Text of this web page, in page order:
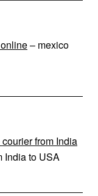
– mexico
from India
India to USA